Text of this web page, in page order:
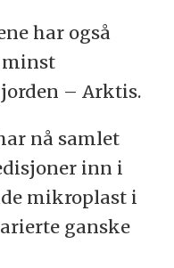
har også
minst
– Arktis.
nå samlet
inn i
mikroplast i
ganske